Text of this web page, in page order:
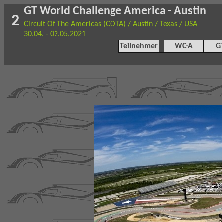
2
GT World Challenge America - Austin
Circuit Of The Americas (COTA) / Austin / Texas / USA
30.04. - 02.05.2021
Teilnehmer
WC-A